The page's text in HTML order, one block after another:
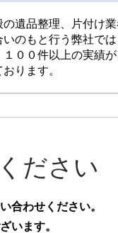
の遺品整理、片付け
いのもと行う弊社で
１００件以上の実績
おります。
ださい
合わせください。
います。